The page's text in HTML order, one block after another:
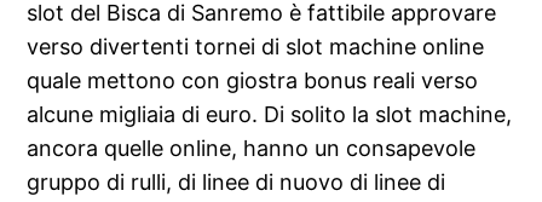
slot del Bisca di Sanremo è fattibile approvare
verso divertenti tornei di slot machine online
quale mettono con giostra bonus reali verso
alcune migliaia di euro. Di solito la slot machine,
ancora quelle online, hanno un consapevole
gruppo di rulli, di linee di nuovo di linee di